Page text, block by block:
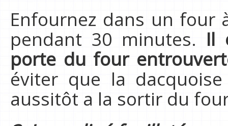
Enfournez dans un four
pendant 30 minutes. Il
porte du four
éviter que la
aussitôt a la sortir du